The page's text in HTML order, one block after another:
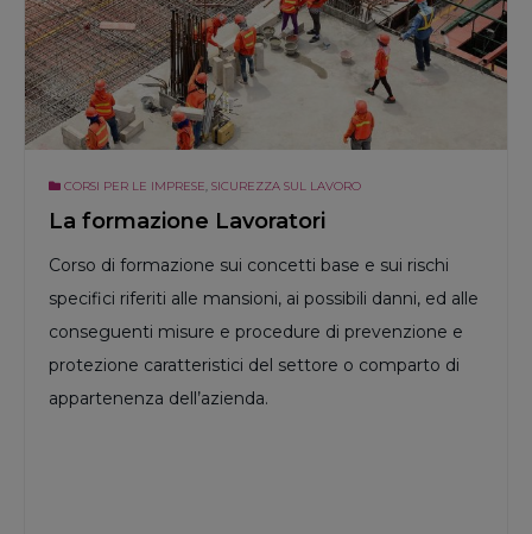
CORSI PER LE IMPRESE, SICUREZZA SUL LAVORO
La formazione Lavoratori
Corso di formazione sui concetti base e sui rischi
specifici riferiti alle mansioni, ai possibili danni, ed alle
conseguenti misure e procedure di prevenzione e
protezione caratteristici del settore o comparto di
appartenenza dell’azienda.